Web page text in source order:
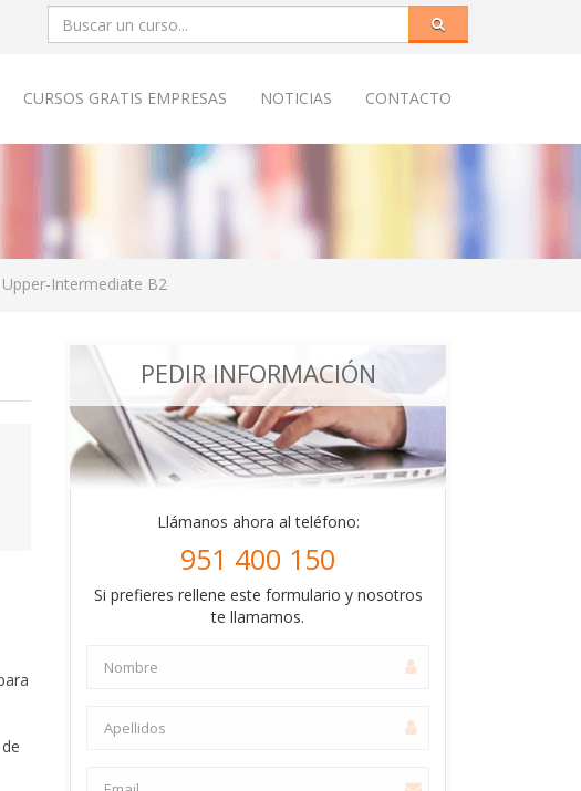
CURSOS GRATIS EMPRESAS NOTICIAS CONTACTO
Intermediate B2
PEDIR INFORMACIÓN
Llámanos ahora al teléfono:
951 400 150
Si prefieres rellene este formulario y nosotros
te llamamos.